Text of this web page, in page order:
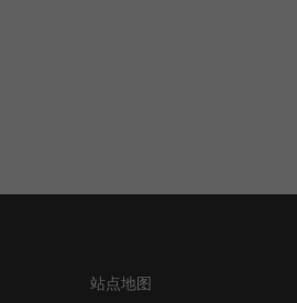
站点地图